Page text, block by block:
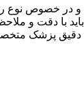
و در خصوص
باید با دقت و
دقیق پزشک